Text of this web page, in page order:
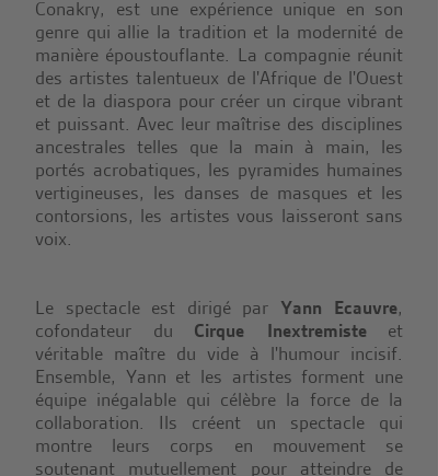
Conakry, est une expérience unique en son
genre qui allie la tradition et la modernité de
manière époustouflante. La compagnie réunit
des artistes talentueux de l'Afrique de l'Ouest
et de la diaspora pour créer un cirque vibrant
et puissant. Avec leur maîtrise des disciplines
ancestrales telles que la main à main, les
portés acrobatiques, les pyramides humaines
vertigineuses, les danses de masques et les
contorsions, les artistes vous laisseront sans
voix.
Le spectacle est dirigé par Yann Ecauvre,
cofondateur du Cirque Inextremisteet
véritable maître du vide à l'humour incisif.
Ensemble, Yann et les artistes forment une
équipe inégalable qui célèbre la force de la
collaboration. Ils créent un spectacle qui
montre leurs corps en mouvement se
soutenant mutuellement pour atteindre de